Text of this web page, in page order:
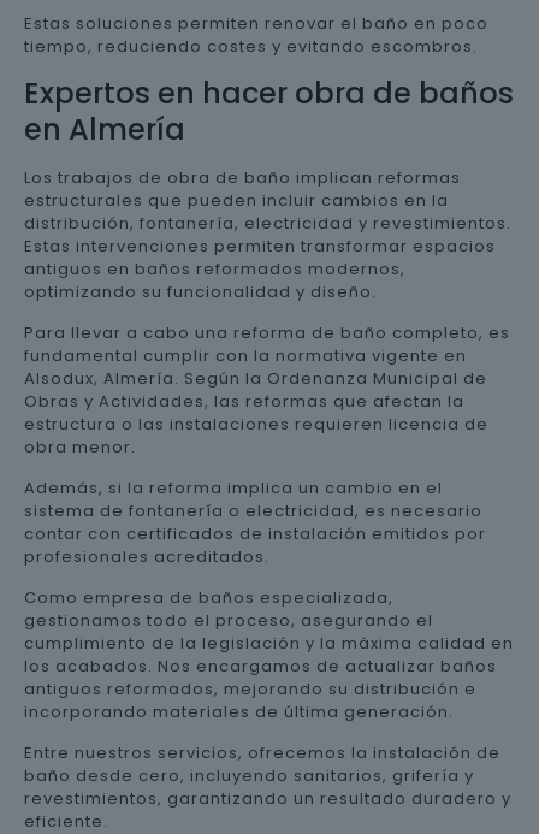
Estas soluciones permiten renovar el baño en poco
tiempo, reduciendo costes y evitando escombros.
Expertos en hacer obra de baños
en Almería
Los trabajos de obra de baño implican reformas
estructurales que pueden incluir cambios en la
distribución, fontanería, electricidad y revestimientos.
Estas intervenciones permiten transformar espacios
antiguos en baños reformados modernos,
optimizando su funcionalidad y diseño.
Para llevar a cabo una reforma de baño completo, es
fundamental cumplir con la normativa vigente en
Alsodux, Almería. Según la Ordenanza Municipal de
Obras y Actividades, las reformas que afectan la
estructura o las instalaciones requieren licencia de
obra menor.
Además, si la reforma implica un cambio en el
sistema de fontanería o electricidad, es necesario
contar con certificados de instalación emitidos por
profesionales acreditados.
Como empresa de baños especializada,
gestionamos todo el proceso, asegurando el
cumplimiento de la legislación y la máxima calidad en
los acabados. Nos encargamos de actualizar baños
antiguos reformados, mejorando su distribución e
incorporando materiales de última generación.
Entre nuestros servicios, ofrecemos la instalación de
baño desde cero, incluyendo sanitarios, grifería y
revestimientos, garantizando un resultado duradero y
eficiente.